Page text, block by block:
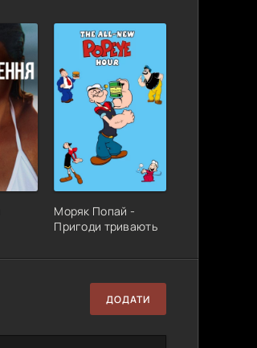
Моряк Попай -
Пригоди тривають
ДОДАТИ